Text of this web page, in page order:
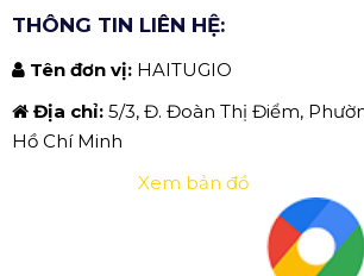
THÔNG TIN LIÊN HỆ:
Tên đơn vị: HAITUGIO
Địa chỉ: 5/3, Đ. Đoàn Thị Điểm,
Hồ Chí Minh
Xem bản đồ